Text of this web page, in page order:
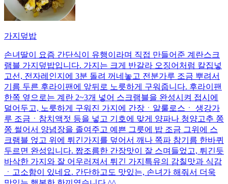
가지덮밥
손녀딸이 요즘 간단식이 유행이라며 직접 만들어준 계란스크
램블 가지덮밥입니다. 가지는 크게 반갈라 오징어처럼 칼집넣
고선, 전자레인지에 3분 돌려 꺼네놓고 전분가루 조금 뿌려서
기름 두른 후라이팬에 앞뒤로 노릇하게 구워줍니다. 후라이팬
한쪽 옆으로는 계란 2~3개 넣어 스크램블을 완성시켜 접시에
덜어두고, 노릇하게 구워진 가지에 간장ㆍ알룰로스ㆍ 생강가
루 조금ㆍ참치액젓 등을 넣고 기호에 맞게 양파나 청양고추 쫑
쫑 썰어서 양념장을 졸여주고 예쁜 그릇에 밥 조금 그위에 스
크램블 얹고 위에 튀긴가지를 덮어서 깨나 쪽파 참기름 한바퀴
두르면 완성입니다. 짭조름한 간장맛이 잘 스며들었고, 튀긴듯
바삭한 가지와 잘 어우러져서 튀긴 가지특유의 감칠맛과 식감
ㆍ고소함이 있네요. 간단하고도 맛있는, 손녀가 해줘서 더욱